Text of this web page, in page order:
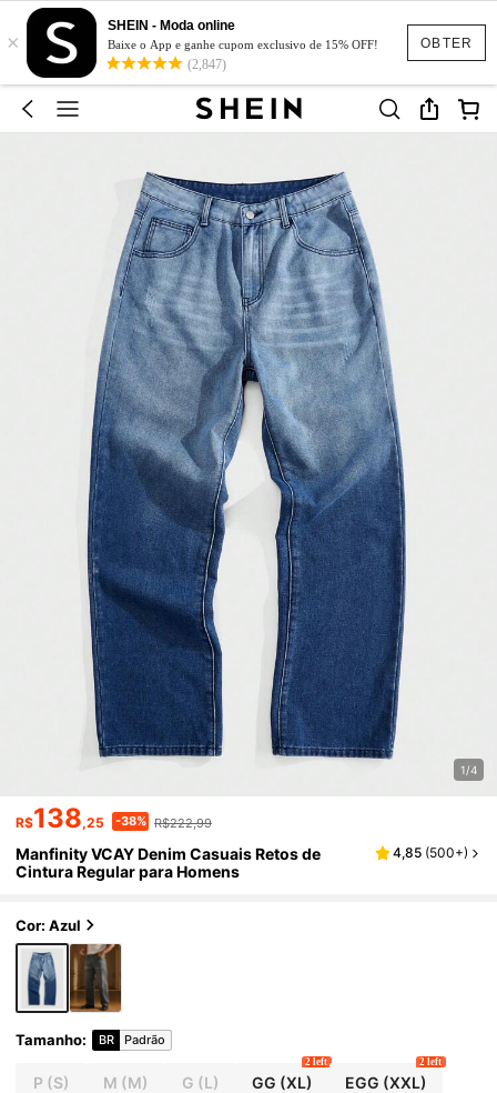
OBTER
×
SHEIN - Moda online
Baixe o App e ganhe cupom exclusivo de 15% OFF!
(2,847)
1/4
R$138,25 -38% R$222,99
Manfinity VCAY Denim Casuais Retos de
Cintura Regular para Homens
4,85 (500+)
Cor: Azul
Tamanho: BR Padrão
P (S) M (M) G (L) GG (XL)
2 left
EGG (XXL)
2 left